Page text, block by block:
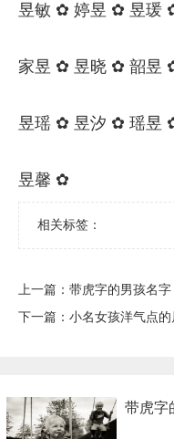
昱敏 ✿ 婷昱 ✿ 昱瑗
家昱 ✿ 昱晓 ✿ 韶昱
昱瑶 ✿ 昱汐 ✿ 瑶昱
昱馨 ✿
相关标签：
上一篇： ​带虎字的男孩名字
下一篇： 小名女孩洋气点
带虎字